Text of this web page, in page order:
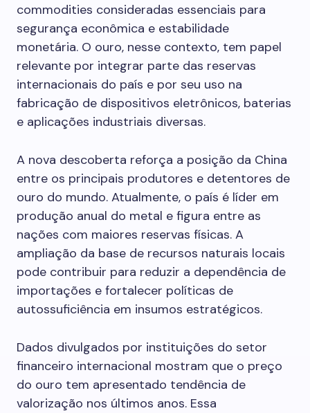
commodities consideradas essenciais para
segurança econômica e estabilidade
monetária. O ouro, nesse contexto, tem papel
relevante por integrar parte das reservas
internacionais do país e por seu uso na
fabricação de dispositivos eletrônicos, baterias
e aplicações industriais diversas.
A nova descoberta reforça a posição da China
entre os principais produtores e detentores de
ouro do mundo. Atualmente, o país é líder em
produção anual do metal e figura entre as
nações com maiores reservas físicas. A
ampliação da base de recursos naturais locais
pode contribuir para reduzir a dependência de
importações e fortalecer políticas de
autossuficiência em insumos estratégicos.
Dados divulgados por instituições do setor
financeiro internacional mostram que o preço
do ouro tem apresentado tendência de
valorização nos últimos anos. Essa